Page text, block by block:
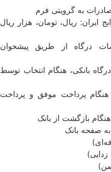
به گرویتی فرم
ایران: ریال، تومان، هزار ریال
درگاه از طریق پیشخوان
بانکی، هنگام انتخاب توسط
هنگام پرداخت موفق و پرداخت
هنگام بازگشت از بانک
به صفحه بانک